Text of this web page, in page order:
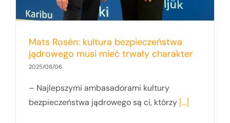
Mats Rosén: kultura bezpieczeństwa
jądrowego musi mieć trwały charakter
2025/08/06
– Najlepszymi ambasadorami kultury
bezpieczeństwa jądrowego są ci, którzy [...]